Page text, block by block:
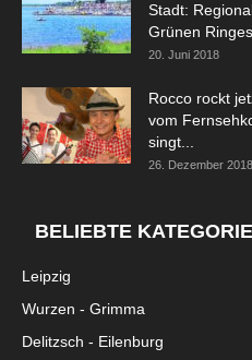
Stadt:
Grünen
20. Juni 2018
Rocco rockt
vom
singt...
26. Dezember 2018
BELIEBTE KATEGORIE
Leipzig
Wurzen - Grimma
Delitzsch - Eilenburg